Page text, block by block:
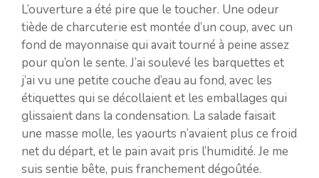
L’ouverture a été pire que le toucher. Une odeur
tiède de charcuterie est montée d’un coup, avec un
fond de mayonnaise qui avait tourné à peine assez
pour qu’on le sente. J’ai soulevé les barquettes et
j’ai vu une petite couche d’eau au fond, avec les
étiquettes qui se décollaient et les emballages qui
glissaient dans la condensation. La salade faisait
une masse molle, les yaourts n’avaient plus ce froid
net du départ, et le pain avait pris l’humidité. Je me
suis sentie bête, puis franchement dégoûtée.